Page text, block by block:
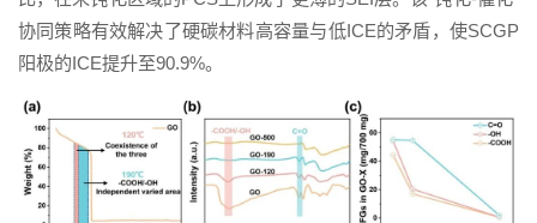
协同策略有效解决了硬碳材料高容量与低ICE的矛盾，使SCGP
阳极的ICE提升至90.9%。